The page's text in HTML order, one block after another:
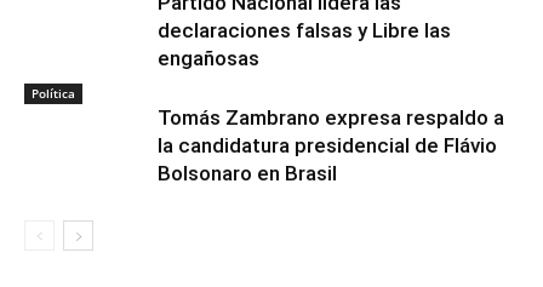
declaraciones falsas y Libre las
engañosas
Política
Tomás Zambrano expresa respaldo a
la candidatura presidencial de Flávio
Bolsonaro en Brasil